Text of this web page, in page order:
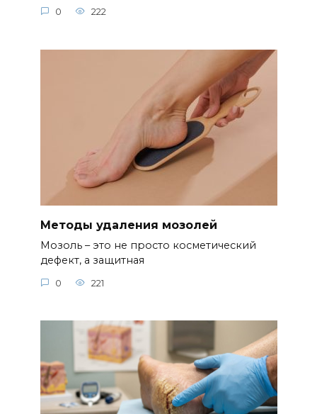
0 222
Методы удаления мозолей
Мозоль – это не просто косметический
дефект, а защитная
0 221